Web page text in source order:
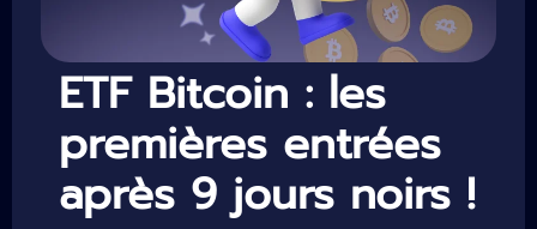
ETF Bitcoin : les
premières entrées
après 9 jours noirs !